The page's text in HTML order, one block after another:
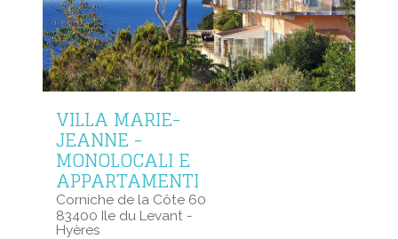
VILLA MARIE-
JEANNE -
MONOLOCALI E
APPARTAMENTI
Corniche de la Côte 60
83400 Ile du Levant -
Hyères